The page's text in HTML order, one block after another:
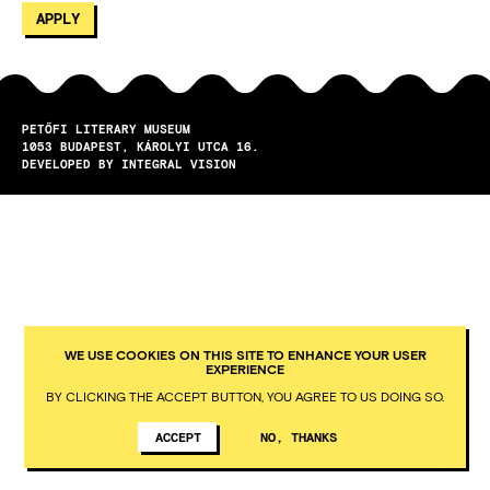
PETŐFI LITERARY MUSEUM
1053
BUDAPEST
KÁROLYI UTCA 16.
DEVELOPED BY INTEGRAL VISION
WE USE COOKIES ON THIS SITE TO ENHANCE YOUR USER
EXPERIENCE
BY CLICKING THE ACCEPT BUTTON, YOU AGREE TO US DOING SO.
ACCEPT NO, THANKS